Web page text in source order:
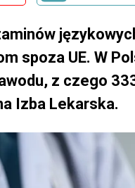
spoza UE. W
z czego
Izba Lekarska.